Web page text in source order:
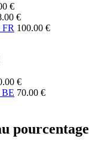
€
€
FR 100.00 €
€
BE 70.00 €
pourcentage